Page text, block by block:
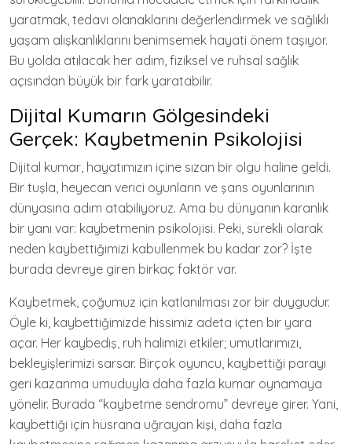
yaratmak, tedavi olanaklarını değerlendirmek ve sağlıklı
yaşam alışkanlıklarını benimsemek hayati önem taşıyor.
Bu yolda atılacak her adım, fiziksel ve ruhsal sağlık
açısından büyük bir fark yaratabilir.
Dijital Kumarın Gölgesindeki
Gerçek: Kaybetmenin Psikolojisi
Dijital kumar, hayatımızın içine sızan bir olgu haline geldi.
Bir tuşla, heyecan verici oyunların ve şans oyunlarının
dünyasına adım atabiliyoruz. Ama bu dünyanın karanlık
bir yanı var: kaybetmenin psikolojisi. Peki, sürekli olarak
neden kaybettiğimizi kabullenmek bu kadar zor? İşte
burada devreye giren birkaç faktör var.
Kaybetmek, çoğumuz için katlanılması zor bir duygudur.
Öyle ki, kaybettiğimizde hissimiz adeta içten bir yara
açar. Her kaybediş, ruh halimizi etkiler; umutlarımızı,
bekleyişlerimizi sarsar. Birçok oyuncu, kaybettiği parayı
geri kazanma umuduyla daha fazla kumar oynamaya
yönelir. Burada “kaybetme sendromu” devreye girer. Yani,
kaybettiği için hüsrana uğrayan kişi, daha fazla